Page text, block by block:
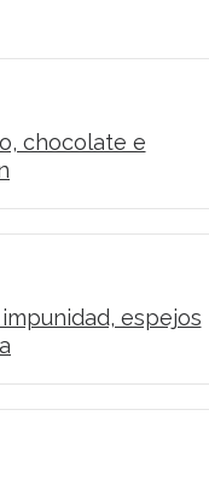
chocolate e
espejos